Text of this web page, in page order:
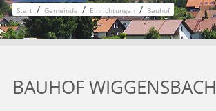
Start / Gemeinde / Einrichtungen / Bauhof
BAUHOF WIGGENSBACH